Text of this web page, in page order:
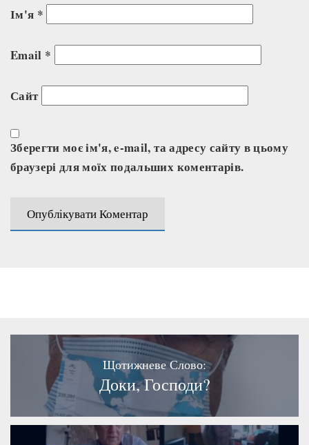
Ім'я *
Email *
Сайт
Зберегти моє ім'я, e-mail, та адресу сайту в цьому
браузері для моїх подальших коментарів.
Щотижневе Слово:
Доки, Господи?